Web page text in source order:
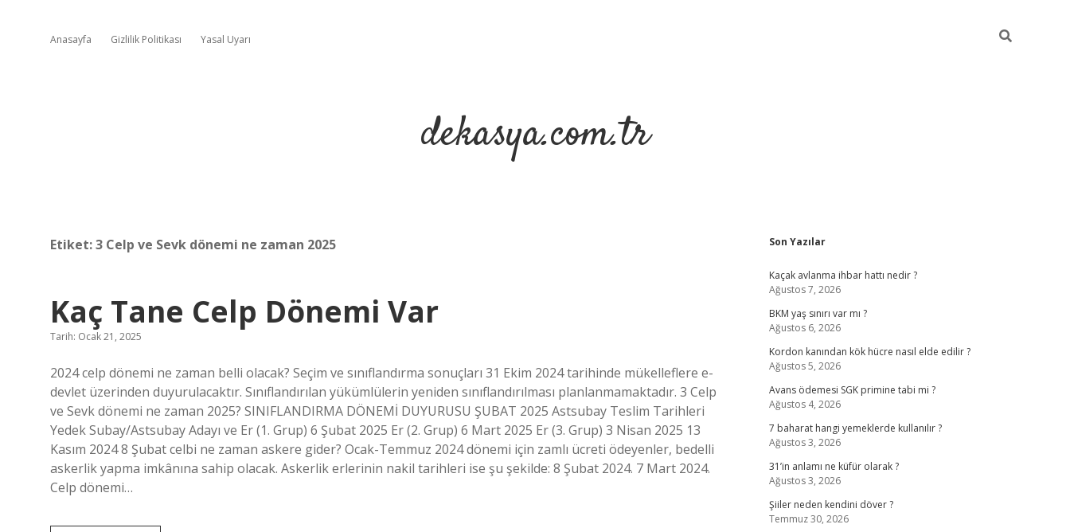
Anasayfa Gizlilik Politikası Yasal Uyarı
dekasya.com.tr
Etiket:3 Celp ve Sevk dönemi ne zaman 2025
Kaç Tane Celp Dönemi Var
Tarih: Ocak 21, 2025
2024 celp dönemi ne zaman belli olacak? Seçim ve sınıflandırma sonuçları 31 Ekim 2024 tarihinde mükelleflere e-
devlet üzerinden duyurulacaktır. Sınıflandırılan yükümlülerin yeniden sınıflandırılması planlanmamaktadır. 3 Celp
ve Sevk dönemi ne zaman 2025? SINIFLANDIRMA DÖNEMİ DUYURUSU ŞUBAT 2025 Astsubay Teslim Tarihleri ​​
Yedek Subay/Astsubay Adayı ve Er (1. Grup) 6 Şubat 2025 Er (2. Grup) 6 Mart 2025 Er (3. Grup) 3 Nisan 2025 13
Kasım 2024 8 Şubat celbi ne zaman askere gider? Ocak-Temmuz 2024 dönemi için zamlı ücreti ödeyenler, bedelli
askerlik yapma imkânına sahip olacak. Askerlik erlerinin nakil tarihleri ​​ise şu şekilde: 8 Şubat 2024. 7 Mart 2024.
Celp dönemi…
Sidebar
Son Yazılar
Kaçak avlanma ihbar hattı nedir ?
Ağustos 7, 2026
BKM yaş sınırı var mı ?
Ağustos 6, 2026
Kordon kanından kök hücre nasıl elde edilir ?
Ağustos 5, 2026
Avans ödemesi SGK primine tabi mi ?
Ağustos 4, 2026
7 baharat hangi yemeklerde kullanılır ?
Ağustos 3, 2026
31’in anlamı ne küfür olarak ?
Ağustos 3, 2026
Şiiler neden kendini döver ?
Temmuz 30, 2026
betexper giriş